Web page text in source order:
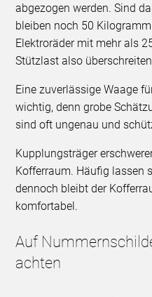
abgezogen werden. Sind
bleiben noch 50
Elektroräder mit mehr als
Stützlast also
Eine zuverlässige Waage
wichtig, denn grobe
sind oft ungenau und
Kupplungsträger
Kofferraum. Häufig lassen
dennoch bleibt der
komfortabel.
Auf
achten